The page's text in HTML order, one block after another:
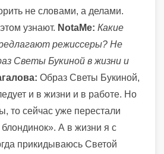
не словами, а делами.
узнают. NotaMe: Какие
режиссеры? Не
Светы Букиной в жизни и
Образ Светы Букиной,
и в жизни и в работе. Но
то сейчас уже перестали
А в жизни я с
прикидываюсь Светой